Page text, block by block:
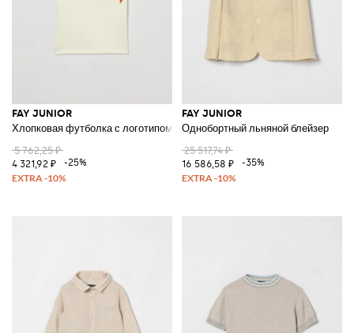
FAY JUNIOR
Хлопковая футболка с логотипом
5 762,25 ₽
4 321,92 ₽
-25%
FAY JUNIOR
Однобортный льняной блейзер
25 517,74 ₽
16 586,58 ₽
-35%